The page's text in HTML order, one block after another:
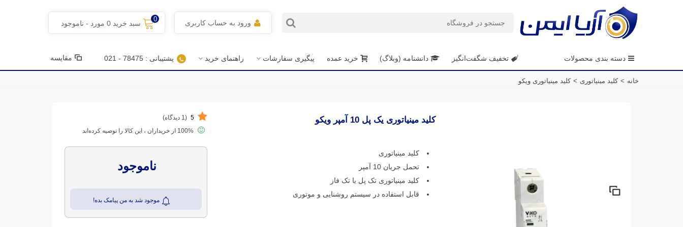
ورود به حساب کاربری
0
سبد خرید 0 مورد - ناموجود
دسته بندی محصولات تخفیف شگفت‌انگیز دانشنامه (وبلاگ) خرید عمده پیگیری سفارشات راهنمای خرید پشتیبانی : 78475 - 021 مقایسه
خانه > کلید مینیاتوری > کلید مینیاتوری ویکو
کلید مینیاتوری یک پل 10 آمپر ویکو 5 (1 دیدگاه)
کلید مینیاتوری
تحمل جریان 10 آمپر
کلید مینیاتوری تک پل یا تک فاز
قابل استفاده در سیستم روشنایی و موتوری
ناموجود
موجود شد به من پیامک بده!